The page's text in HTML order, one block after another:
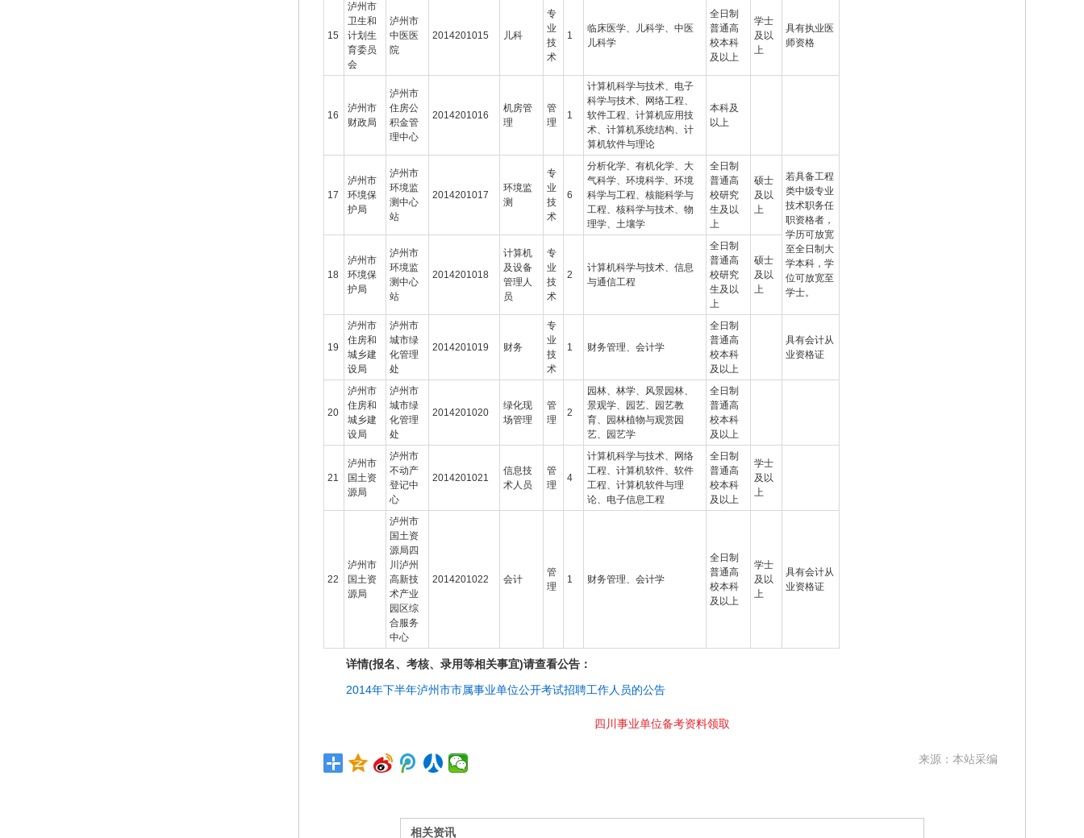
15
泸州市
卫生和
计划生
育委员
会
泸州市
中医医
院
2014201015 儿科
专
业
技
术
1
临床医学、儿科学、中医
儿科学
全日制
普通高
校本科
及以上
学士
及以
上
具有执业医
师资格
16
泸州市
财政局
泸州市
住房公
积金管
理中心
2014201016
机房管
理
管
理
1
计算机科学与技术、电子
科学与技术、网络工程、
软件工程、计算机应用技
术、计算机系统结构、计
算机软件与理论
本科及
以上
17
泸州市
环境保
护局
泸州市
环境监
测中心
站
2014201017
环境监
测
专
业
技
术
6
分析化学、有机化学、大
气科学、环境科学、环境
科学与工程、核能科学与
工程、核科学与技术、物
理学、土壤学
全日制
普通高
校研究
生及以
上
硕士
及以
上
若具备工程
类中级专业
技术职务任
职资格者，
学历可放宽
至全日制大
学本科，学
位可放宽至
学士。
18
泸州市
环境保
护局
泸州市
环境监
测中心
站
2014201018
计算机
及设备
管理人
员
专
业
技
术
2
计算机科学与技术、信息
与通信工程
全日制
普通高
校研究
生及以
上
硕士
及以
上
19
泸州市
住房和
城乡建
设局
泸州市
城市绿
化管理
处
2014201019 财务
专
业
技
术
1 财务管理、会计学
全日制
普通高
校本科
及以上
具有会计从
业资格证
20
泸州市
住房和
城乡建
设局
泸州市
城市绿
化管理
处
2014201020
绿化现
场管理
管
理
2
园林、林学、风景园林、
景观学、园艺、园艺教
育、园林植物与观赏园
艺、园艺学
全日制
普通高
校本科
及以上
21
泸州市
国土资
源局
泸州市
不动产
登记中
心
2014201021
信息技
术人员
管
理
4
计算机科学与技术、网络
工程、计算机软件、软件
工程、计算机软件与理
论、电子信息工程
全日制
普通高
校本科
及以上
学士
及以
上
22
泸州市
国土资
源局
泸州市
国土资
源局四
川泸州
高新技
术产业
园区综
合服务
中心
2014201022 会计
管
理
1 财务管理、会计学
全日制
普通高
校本科
及以上
学士
及以
上
具有会计从
业资格证
详情(报名、考核、录用等相关事宜)请查看公告：
2014年下半年泸州市市属事业单位公开考试招聘工作人员的公告
四川事业单位备考资料领取
来源：本站采编
相关资讯